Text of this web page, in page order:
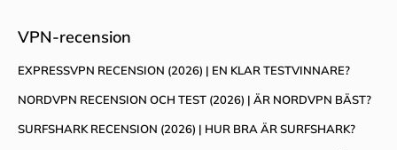
VPN-recension
EXPRESSVPN RECENSION (2026) | EN KLAR TESTVINNARE?
NORDVPN RECENSION OCH TEST (2026) | ÄR NORDVPN BÄST?
SURFSHARK RECENSION (2026) | HUR BRA ÄR SURFSHARK?